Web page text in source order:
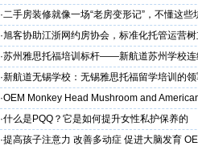
·二手房装修就像一场“老房变形记”，不懂这些
糟心！看完这篇再开工
·旭客协助江浙网约房协会，标准化托管运营
标杆
·苏州雅思托福培训标杆——新航道苏州学校连
率领先
·新航道无锡学校：无锡雅思托福留学培训的
·OEM Monkey Head Mushroom and
aps
·什么是PQQ？它是如何提升女性私护保养的
·提高孩子注意力 改善多动症 促进大脑发育